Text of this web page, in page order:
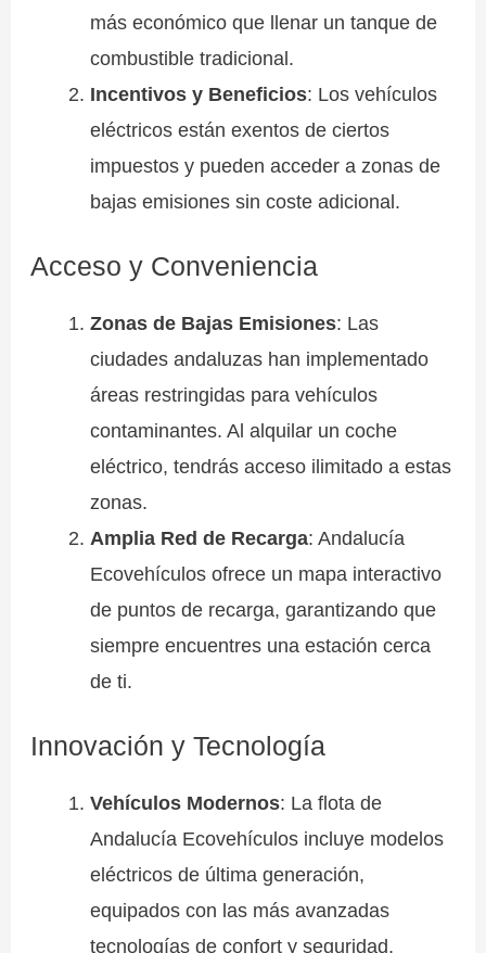
más económico que llenar un tanque de
combustible tradicional.
Incentivos y Beneficios: Los vehículos
eléctricos están exentos de ciertos
impuestos y pueden acceder a zonas de
bajas emisiones sin coste adicional.
Acceso y Conveniencia
Zonas de Bajas Emisiones: Las
ciudades andaluzas han implementado
áreas restringidas para vehículos
contaminantes. Al alquilar un coche
eléctrico, tendrás acceso ilimitado a estas
zonas.
Amplia Red de Recarga: Andalucía
Ecovehículos ofrece un mapa interactivo
de puntos de recarga, garantizando que
siempre encuentres una estación cerca
de ti.
Innovación y Tecnología
Vehículos Modernos: La flota de
Andalucía Ecovehículos incluye modelos
eléctricos de última generación,
equipados con las más avanzadas
tecnologías de confort y seguridad.